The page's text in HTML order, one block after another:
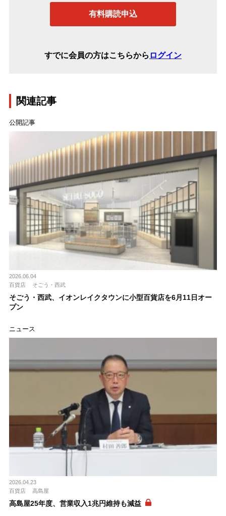
有料購読申込
すでに会員の方はこちらから ログイン
関連記事
公開記事
2026.06.04
百貨店
そごう・西武
そごう・西武、イオンレイクタウンに小型百貨店を6月11日オー
プン
ニュース
2026.04.23
百貨店
高島屋
高島屋25年度、営業収入1兆円維持も減益